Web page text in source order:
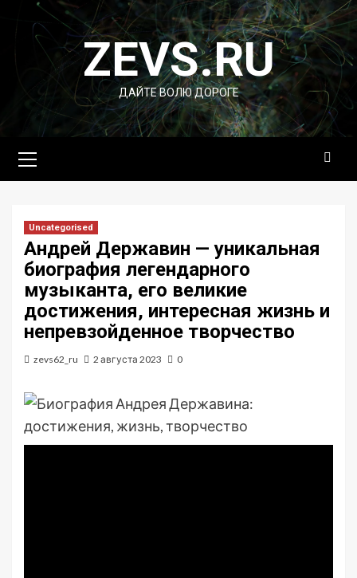
Перейти
содержимомуZEVS.RU
ДАЙТЕ ВОЛЮ ДОРОГЕ
меню
Uncategorised
Андрей Державин — уникальная
биография легендарного
музыканта, его великие
достижения, интересная жизнь и
непревзойденное творчество
zevs62_ru 2 августа 2023 0